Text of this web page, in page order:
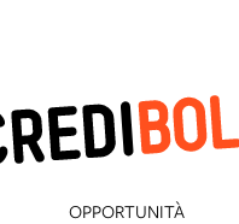
OPPORTUNITÀ